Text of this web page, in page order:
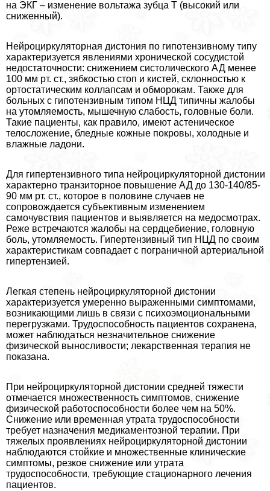
на ЭКГ – изменение вольтажа зубца Т (высокий или
сниженный).
Нейроциркуляторная дистония по гипотензивному типу
хаpaктеризуется явлениями хронической сосудистой
недостаточности: снижением систолического АД менее
100 мм рт. ст., зябкостью стоп и кистей, склонностью к
ортостатическим коллапсам и обморокам. Также для
больных с гипотензивным типом НЦД типичны жалобы
на утомляемость, мышечную слабость, головные боли.
Такие пациенты, как правило, имеют астеническое
телосложение, бледные кожные покровы, холодные и
влажные ладони.
Для гипертензивного типа нейроциркуляторной дистонии
хаpaктерно транзиторное повышение АД до 130-140/85-
90 мм рт. ст., которое в половине случаев не
сопровождается субъективным изменением
самочувствия пациентов и выявляется на медосмотрах.
Реже встречаются жалобы на сердцебиение, головную
боль, утомляемость. Гипертензивный тип НЦД по своим
хаpaктеристикам совпадает с пограничной артериальной
гипертензией.
Легкая степень нейроциркуляторной дистонии
хаpaктеризуется умеренно выраженными симптомами,
возникающими лишь в связи с психоэмоциональными
перегрузками. Трудоспособность пациентов сохранена,
может наблюдаться незначительное снижение
физической выносливости; лекарственная терапия не
показана.
При нейроциркуляторной дистонии средней тяжести
отмечается множественность симптомов, снижение
физической работоспособности более чем на 50%.
Снижение или временная утрата трудоспособности
требует назначения медикаментозной терапии. При
тяжелых проявлениях нейроциркуляторной дистонии
наблюдаются стойкие и множественные клинические
симптомы, резкое снижение или утрата
трудоспособности, требующие стационарного лечения
пациентов.